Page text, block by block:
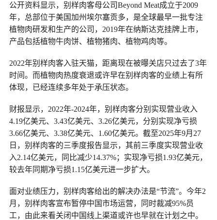
公开资料显示，别样肉客母公司Beyond Meat成立于2009
年，总部位于美国加州埃尔塞贡多，是全球最早一批专注
植物肉研发和生产的公司，2019年在纳斯达克挂牌上市，
产品包括植物牛肉饼、植物猪肉、植物鸡肉等。
2022年别样肉客入驻天猫，距离现在被曝关店只过去了3年
时间。而植物肉热度衰退或许早在别样肉客的业绩上有所
体现，已经连续多年处于承压状态。
财报显示，2022年-2024年，别样肉客分别实现营业收入
4.19亿美元、3.43亿美元、3.26亿美元，分别实现净亏损
3.66亿美元、3.38亿美元、1.60亿美元。截至2025年9月27
日，别样肉客的三季度报告显示，其前三季度实现营业收
入2.14亿美元，同比减少14.37%；实现净亏损1.93亿美元，
较去年同期净亏损1.15亿美元进一步扩大。
面对业绩压力，别样肉客给出的解决办法是“节流”。今年2
月，别样肉客宣布暂停中国市场运营，同时裁减95%员
工，由此来看关闭中国线上渠道或许也早就在计划之中。